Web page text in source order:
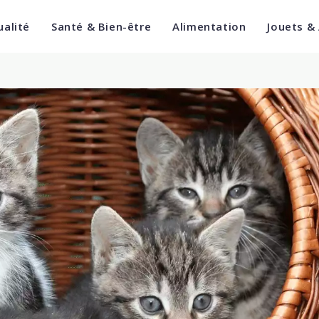
Santé & Bien-être Alimentation Jouets